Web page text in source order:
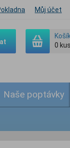
Můj účet
0
Naše poptávky